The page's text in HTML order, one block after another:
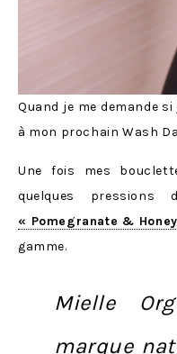
Quand je me demande
à mon prochain Wash
Une fois mes
quelques pressions
« Pomegranate &
gamme.
Mielle
marque